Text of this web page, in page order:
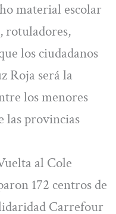
material escolar
rotuladores,
los ciudadanos
Roja será la
los menores
las provincias
al Cole
172 centros de
Carrefour